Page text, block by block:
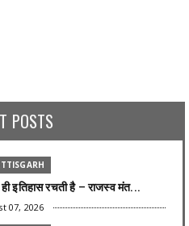
POSTS
इतिहास रचती है – राजस्व मंत...
07, 2026